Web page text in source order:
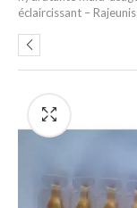
éclaircissant –